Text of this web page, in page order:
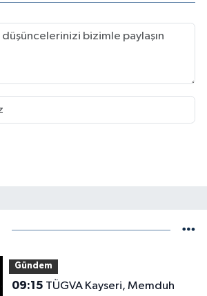
Gündem
09:15